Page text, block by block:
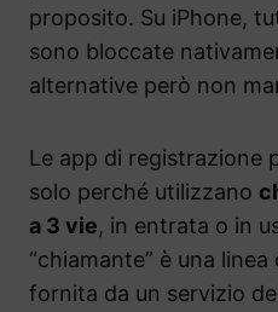
proposito. Su iPhone,
sono bloccate
alternative però non
Le app di registrazione
solo perché utilizzano
a 3 vie, in entrata o in
“chiamante” è una
fornita da un servizio